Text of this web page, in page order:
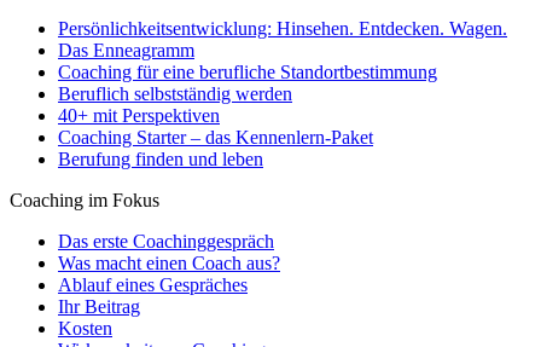
Persönlichkeitsentwicklung: Hinsehen. Entdecken. Wagen.
Das Enneagramm
Coaching für eine berufliche Standortbestimmung
Beruflich selbstständig werden
40+ mit Perspektiven
Coaching Starter – das Kennenlern-Paket
Berufung finden und leben
Coaching im Fokus
Das erste Coachinggespräch
Was macht einen Coach aus?
Ablauf eines Gespräches
Ihr Beitrag
Kosten